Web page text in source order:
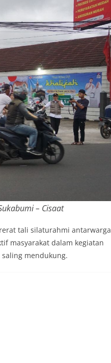
– Cisaat
tali silaturahmi antarwarga
masyarakat dalam kegiatan
mendukung.